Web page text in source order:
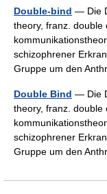
Double-bind — Die
theory, franz. double
schizophrener
Gruppe um den
Double Bind — Die
theory, franz. double
schizophrener
Gruppe um den